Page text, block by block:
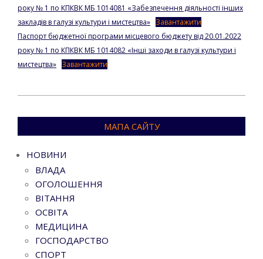
року № 1 по КПКВК МБ 1014081 «Забезпечення діяльності інших
закладів в галузі культури і мистецтва» Завантажити
Паспорт бюджетної програми місцевого бюджету від 20.01.2022
року № 1 по КПКВК МБ 1014082 «Інші заходи в галузі культури і
мистецтва» Завантажити
01-
МАПА САЙТУ
НОВИНИ
ВЛАДА
ОГОЛОШЕННЯ
ВІТАННЯ
ОСВІТА
МЕДИЦИНА
ГОСПОДАРСТВО
СПОРТ